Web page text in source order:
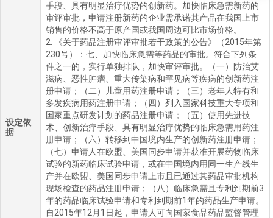
设定依
据
手段、具有明显治疗优势的创新药。加快临床急需新药的
审评审批，申请注册新药的企业需承诺其产品在我国上市
销售的价格不高于原产国或我国周边可比市场价格。
2. 《关于药品注册审评审批若干政策的公告》（2015年第
230号）：七、加快临床急需等药品的审批。符合下列条
件之一的，实行单独排队，加快审评审批。（一）防治艾
滋病、恶性肿瘤、重大传染病和罕见病等疾病的创新药注
册申请；（二）儿童用药注册申请；（三）老年人特有和
多发疾病用药注册申请；（四）列入国家科技重大专项和
国家重点研发计划的药品注册申请；（五）使用先进技
术、创新治疗手段、具有明显治疗优势的临床急需用药注
册申请；（六）转移到中国境内生产的创新药注册申请；
（七）申请人在欧盟、美国同步申请并获准开展药物临床
试验的新药临床试验申请，或在中国境内用同一生产线生
产并在欧盟、美国同步申请上市且已通过其药品审批机构
现场检查的药品注册申请；（八）临床急需且专利到期前3
年的药品临床试验申请和专利到期前1年的药品生产申请。
自2015年12月1日起，申请人可向国家食品药品监督管理